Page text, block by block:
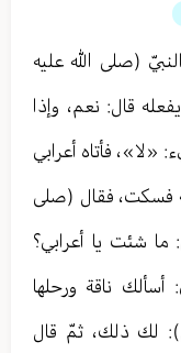
(صلى الله عليه
قال: نعم، وإذا
«لا»، فأتاه أعرابي
فسكت، فقال (صلى
ما شئت يا أعرابي؟
أسألك ناقة ورحلها
لك ذلك، ثمّ قال